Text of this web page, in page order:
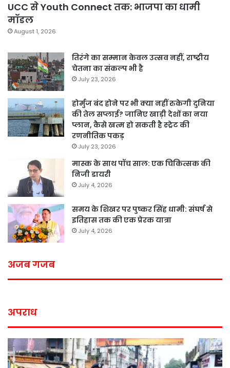
UCC से Youth Connect तक: भाजपा का धामी
मॉडल
August 1, 2026
तिरंगे का सम्मान केवल उत्सव नहीं, राष्ट्रीय
चेतना का संकल्प भी है
July 23, 2026
होर्मुज बंद होने पर भी क्या नहीं रुकेगी दुनिया
की तेल सप्लाई? जानिए खाड़ी देशों का नया
प्लान, कैसे खत्म हो सकती है स्ट्रेट की
रणनीतिक पकड़
July 23, 2026
मास्क के साथ पॉच साल: एक चिकित्सक की
निजी डायरी
July 4, 2026
समय के शिखर पर पुष्कर सिंह धामी: संघर्ष से
इतिहास तक की एक प्रेरक यात्रा
July 4, 2026
अजब गजब
अपराध